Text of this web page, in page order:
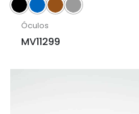
Óculos
MV11299